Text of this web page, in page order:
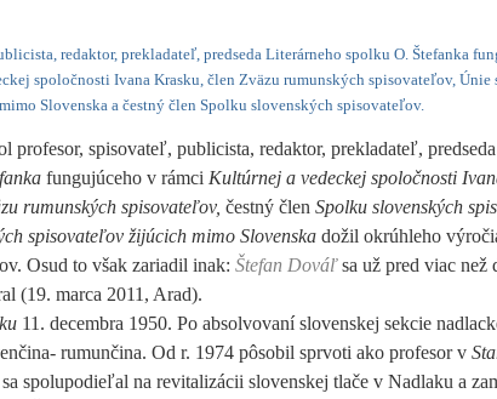
redaktor, prekladateľ, predseda Literárneho spolku O. Štefanka
spoločnosti Ivana Krasku, člen Zväzu rumunských spisovateľov, Únie
Slovenska a čestný člen Spolku slovenských spisovateľov.
profesor, spisovateľ, publicista, redaktor, prekladateľ, predseda
fungujúceho v rámci Kultúrnej a vedeckej spoločnosti
rumunských spisovateľov, čestný člen Spolku slovenských
spisovateľov žijúcich mimo Slovenska dožil okrúhleho
Osud to však zariadil inak: Štefan Dováľsa už pred viac než
(19. marca 2011, Arad).
11. decembra 1950. Po absolvovaní slovenskej sekcie
rumunčina. Od r. 1974 pôsobil sprvoti ako profesor v
spolupodieľal na revitalizácii slovenskej tlače v Nadlaku a